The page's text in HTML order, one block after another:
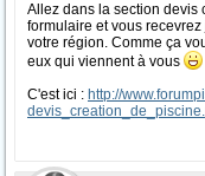
Allez dans la section devis
formulaire et vous
votre région. Comme ça
eux qui viennent à vous
C'est ici : http://